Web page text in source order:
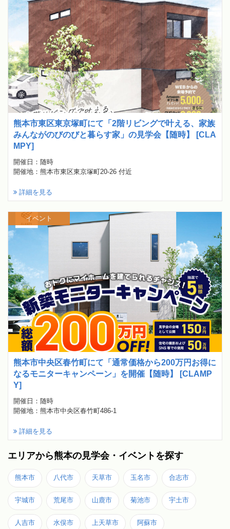
熊本市東区東京塚町にて「2階リビングで叶える、家族
みんながのびのびと暮らす家」の見学会【随時】 [CLA
MPY]
開催日：随時
開催地：熊本市東区東京塚町20-26 付近
詳細を見る
熊本市中央区春竹町にて「通常価格から200万円お得に
なるモニターキャンペーン」を開催【随時】 [CLAMP
Y]
開催日：随時
開催地：熊本市中央区春竹町486-1
詳細を見る
イベント
エリアから熊本の見学会・イベントを探す
熊本市 八代市 天草市 玉名市 合志市
宇城市 荒尾市 山鹿市 菊池市 宇土市
人吉市 水俣市 上天草市 阿蘇市